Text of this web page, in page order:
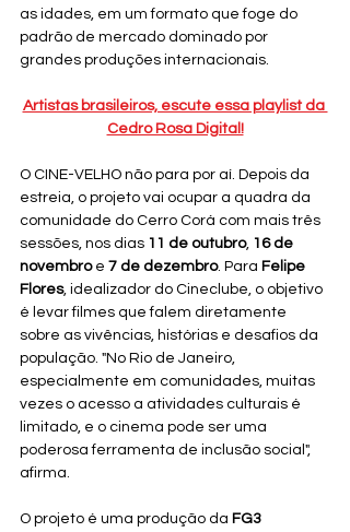
as idades, em um formato que foge do
padrão de mercado dominado por
grandes produções internacionais.
Artistas brasileiros, escute essa playlist da
Cedro Rosa Digital!
O CINE-VELHO não para por aí. Depois da
estreia, o projeto vai ocupar a quadra da
comunidade do Cerro Corá com mais três
sessões, nos dias 11 de outubro, 16 de
novembro e 7 de dezembro. Para Felipe
Flores, idealizador do Cineclube, o objetivo
é levar filmes que falem diretamente
sobre as vivências, histórias e desafios da
população. "No Rio de Janeiro,
especialmente em comunidades, muitas
vezes o acesso a atividades culturais é
limitado, e o cinema pode ser uma
poderosa ferramenta de inclusão social",
afirma.
O projeto é uma produção da FG3